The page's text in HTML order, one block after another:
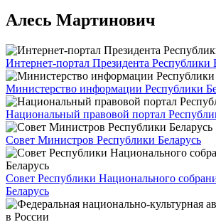
Алесь Мартинович
Интернет-портал Президента Республики
Министерство информации Республики
Национальный правовой портал
Совет Министров Республики Беларусь
Совет Республики Национального
Беларусь